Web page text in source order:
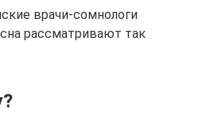
врачи-сомнологи
рассматривают так